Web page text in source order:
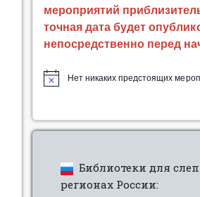
мероприятий
точная дата будет
непосредственно перед
Нет никаких предстоящих
Библиотеки для
регионах России: